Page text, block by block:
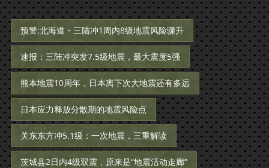
预警:北海道・三陆冲1周内8级地震风险骤升
速报：三陆冲突发7.5级地震，最大震度5强
熊本地震10周年，日本离下次大地震还有多远
日本应力释放分散期的地震风险点
关东东方冲5.1级：一次地震，三重解读
茨城县2日内4级双震，原来是“地震活动走廊”